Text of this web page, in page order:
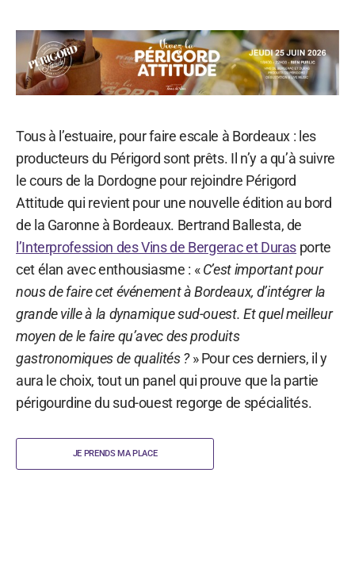
Tous à l’estuaire, pour faire escale à Bordeaux : les
producteurs du Périgord sont prêts. Il n’y a qu’à suivre
le cours de la Dordogne pour rejoindre Périgord
Attitude qui revient pour une nouvelle édition au bord
de la Garonne à Bordeaux. Bertrand Ballesta, de
l’Interprofession des Vins de Bergerac et Duras porte
cet élan avec enthousiasme : «C’est important pour
nous de faire cet événement à Bordeaux, d’intégrer la
grande ville à la dynamique sud-ouest. Et quel meilleur
moyen de le faire qu’avec des produits
gastronomiques de qualités ?» Pour ces derniers, il y
aura le choix, tout un panel qui prouve que la partie
périgourdine du sud-ouest regorge de spécialités.
JE PRENDS MA PLACE